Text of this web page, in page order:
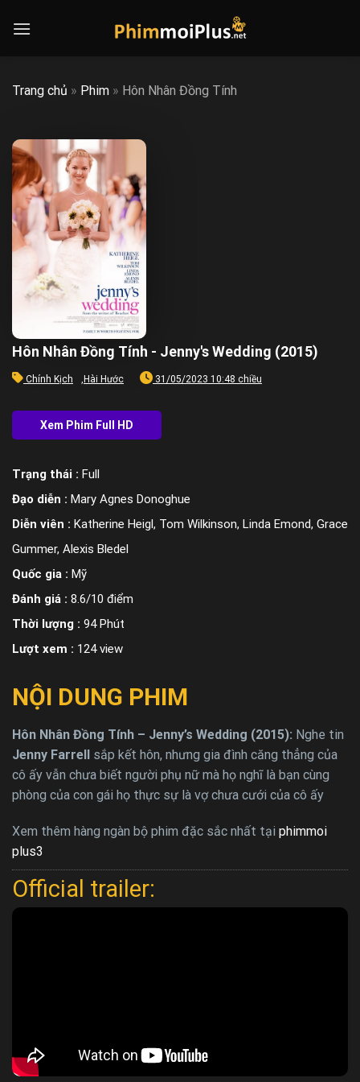
Trang chủ » Phim » Hôn Nhân Đồng Tính
Hôn Nhân Đồng Tính - Jenny's Wedding (2015)
Chính Kịch , Hài Hước 31/05/2023 10:48 chiều
Trạng thái : Full
Đạo diễn : Mary Agnes Donoghue
Diễn viên : Katherine Heigl, Tom Wilkinson, Linda Emond, Grace
Gummer, Alexis Bledel
Quốc gia : Mỹ
Đánh giá : 8.6/10 điểm
Thời lượng : 94 Phút
Lượt xem : 124 view
NỘI DUNG PHIM
Hôn Nhân Đồng Tính – Jenny’s Wedding (2015): Nghe tin
Jenny Farrell
sắp kết hôn, nhưng gia đình căng thẳng của
cô ấy vẫn chưa biết người phụ nữ mà họ nghĩ là bạn cùng
phòng của con gái họ thực sự là vợ chưa cưới của cô ấy
Xem thêm hàng ngàn bộ phim đặc sắc nhất tại phimmoi
plus3
Official trailer: